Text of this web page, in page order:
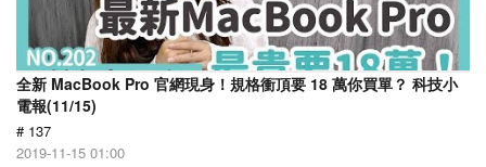
全新 MacBook Pro 官網現身！規格衝頂要 18 萬你買單？ 科技小
電報(11/15)
# 137
2019-11-15 01:00